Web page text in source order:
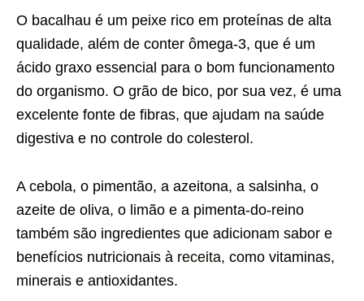
O bacalhau é um peixe rico em proteínas de alta
qualidade, além de conter ômega-3, que é um
ácido graxo essencial para o bom funcionamento
do organismo. O grão de bico, por sua vez, é uma
excelente fonte de fibras, que ajudam na saúde
digestiva e no controle do colesterol.
A cebola, o pimentão, a azeitona, a salsinha, o
azeite de oliva, o limão e a pimenta-do-reino
também são ingredientes que adicionam sabor e
benefícios nutricionais à receita, como vitaminas,
minerais e antioxidantes.